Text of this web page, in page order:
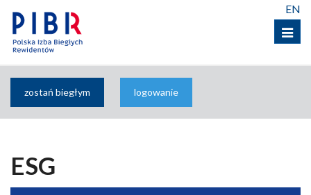
Menu
EN
zostań biegłym logowanie
ESG